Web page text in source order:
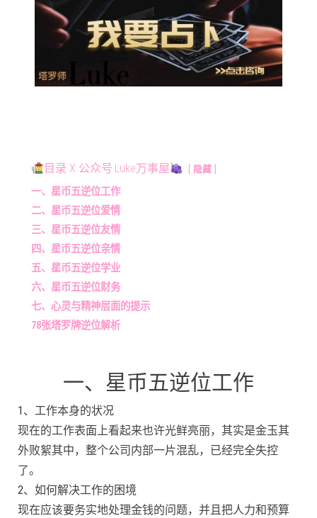
目录 X 公众号:Luke万事屋 隐藏
一、星币五逆位工作
二、星币五逆位爱情
三、星币五逆位友情
四、星币五逆位亲情
五、星币五逆位学业
六、星币五逆位财务
七、心灵与精神层面的提示
78张塔罗牌逆位解析
一、星币五逆位工作
1、工作本身的状况
现在的工作表面上看起来也许光鲜亮丽，其实是金玉其
外败絮其中，整个公司内部一片混乱，已经完全失控
了。
2、如何解决工作的困境
现在应该要务实地处理金钱的问题，并且把人力和预算